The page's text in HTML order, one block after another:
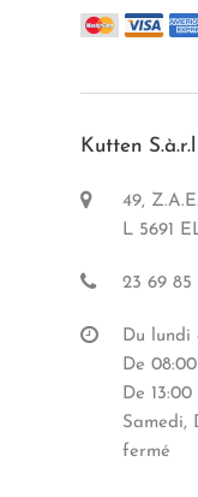
Kutten S.à.r.l
49,
L 5691
23 69 85
Du lundi
De
De 13:00
Samedi,
fermé